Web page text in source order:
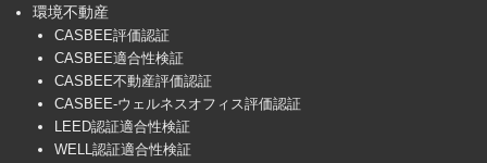
環境不動産
CASBEE評価認証
CASBEE適合性検証
CASBEE不動産評価認証
CASBEE-ウェルネスオフィス評価認証
LEED認証適合性検証
WELL認証適合性検証